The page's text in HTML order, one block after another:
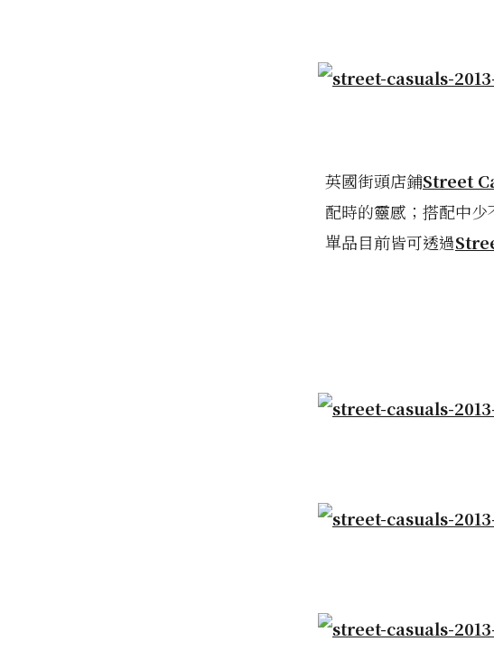
英國街頭店鋪Street
配時的靈感；搭配中
單品目前皆可透過